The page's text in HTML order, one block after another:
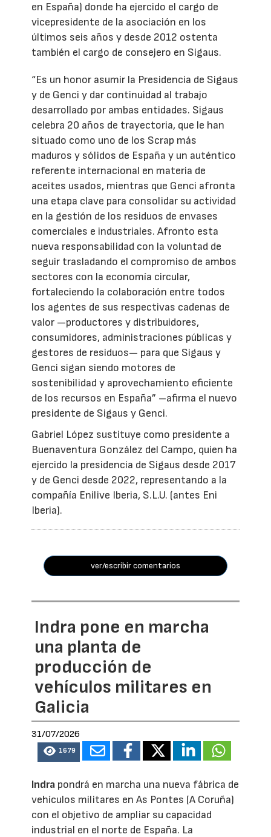
en España) donde ha ejercido el cargo de
vicepresidente de la asociación en los
últimos seis años y desde 2012 ostenta
también el cargo de consejero en Sigaus.
“Es un honor asumir la Presidencia de Sigaus
y de Genci y dar continuidad al trabajo
desarrollado por ambas entidades. Sigaus
celebra 20 años de trayectoria, que le han
situado como uno de los Scrap más
maduros y sólidos de España y un auténtico
referente internacional en materia de
aceites usados, mientras que Genci afronta
una etapa clave para consolidar su actividad
en la gestión de los residuos de envases
comerciales e industriales. Afronto esta
nueva responsabilidad con la voluntad de
seguir trasladando el compromiso de ambos
sectores con la economía circular,
fortaleciendo la colaboración entre todos
los agentes de sus respectivas cadenas de
valor —productores y distribuidores,
consumidores, administraciones públicas y
gestores de residuos— para que Sigaus y
Genci sigan siendo motores de
sostenibilidad y aprovechamiento eficiente
de los recursos en España” –afirma el nuevo
presidente de Sigaus y Genci.
Gabriel López sustituye como presidente a
Buenaventura González del Campo, quien ha
ejercido la presidencia de Sigaus desde 2017
y de Genci desde 2022, representando a la
compañía Enilive Iberia, S.L.U. (antes Eni
Iberia).
ver/escribir comentarios
Indra pone en marcha
una planta de
producción de
vehículos militares en
Galicia
31/07/2026
1679
Indra pondrá en marcha una nueva fábrica de
vehículos militares en As Pontes (A Coruña)
con el objetivo de ampliar su capacidad
industrial en el norte de España. La